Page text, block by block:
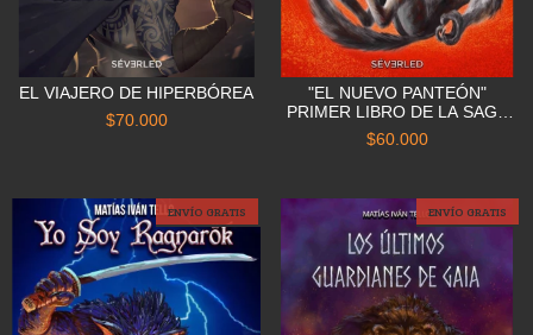
EL VIAJERO DE HIPERBÓREA
$70.000
"EL NUEVO PANTEÓN"
PRIMER LIBRO DE LA SAGA
FANTÁSTICA EL NUEVO
PANTEÓN
$60.000
ENVÍO GRATIS ENVÍO GRATIS